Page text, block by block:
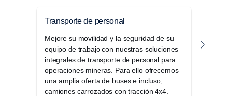
Transporte de personal
Mejore su movilidad y la seguridad de su
equipo de trabajo con nuestras soluciones
integrales de transporte de personal para
operaciones mineras. Para ello ofrecemos
una amplia oferta de buses e incluso,
camiones carrozados con tracción 4x4.